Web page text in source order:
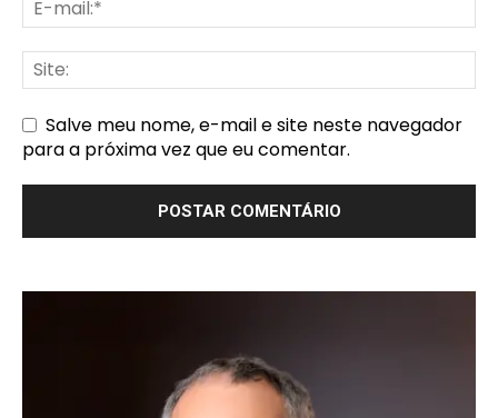
Salve meu nome, e-mail e site neste navegador
para a próxima vez que eu comentar.